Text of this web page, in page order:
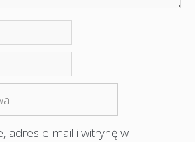
adres e-mail i witrynę w